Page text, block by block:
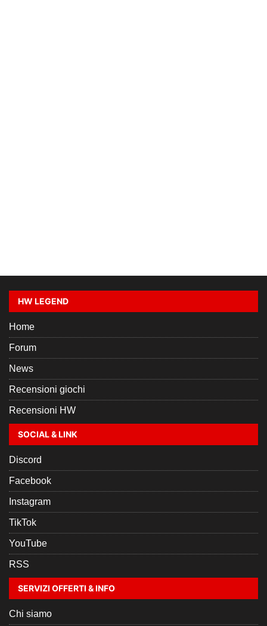
HW LEGEND
Home
Forum
News
Recensioni giochi
Recensioni HW
SOCIAL & LINK
Discord
Facebook
Instagram
TikTok
YouTube
RSS
SERVIZI OFFERTI & INFO
Chi siamo